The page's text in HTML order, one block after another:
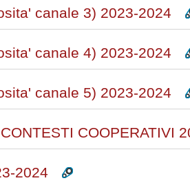
canale 3) 2023-2024
canale 4) 2023-2024
canale 5) 2023-2024
COOPERATIVI
2024